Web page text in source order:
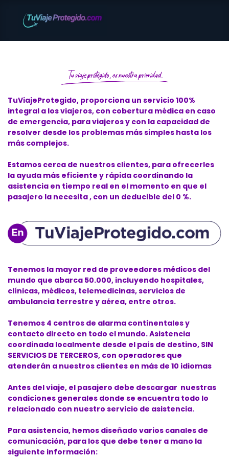
TuViajeProtegido, proporciona un servicio 100%
integral a los viajeros, con cobertura médica en caso
de emergencia, para viajeros y con la capacidad de
resolver desde los problemas más simples hasta los
más complejos.
Estamos cerca de nuestros clientes, para ofrecerles
la ayuda más eficiente y rápida coordinando la
asistencia en tiempo real en el momento en que el
pasajero la necesita , con un deducible del 0 %.
Tenemos la mayor red de proveedores médicos del
mundo que abarca 50.000, incluyendo hospitales,
clínicas, médicos, telemedicinas, servicios de
ambulancia terrestre y aérea, entre otros.
Tenemos 4 centros de alarma continentales y
contacto directo en todo el mundo. Asistencia
coordinada localmente desde el país de destino, SIN
SERVICIOS DE TERCEROS, con operadores que
atenderán a nuestros clientes en más de 10 idiomas
Antes del viaje, el pasajero debe descargar nuestras
condiciones generales donde se encuentra todo lo
relacionado con nuestro servicio de asistencia.
Para asistencia, hemos diseñado varios canales de
comunicación, para los que debe tener a mano la
siguiente información: